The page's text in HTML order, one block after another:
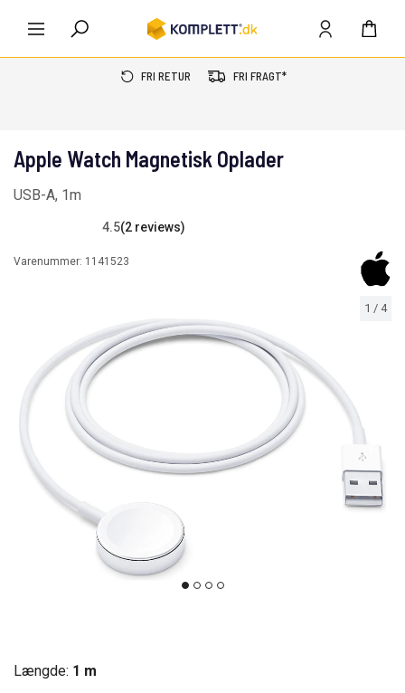
FRI RETUR FRI FRAGT*
1 / 4
Apple Watch Magnetisk Oplader
USB-A, 1m
4.5(2 reviews)
Varenummer: 1141523
Længde: 1 m